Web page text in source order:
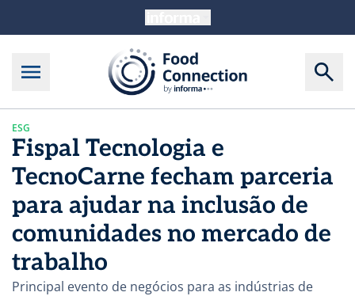
ESG
Fispal Tecnologia e
TecnoCarne fecham parceria
para ajudar na inclusão de
comunidades no mercado de
trabalho
Principal evento de negócios para as indústrias de